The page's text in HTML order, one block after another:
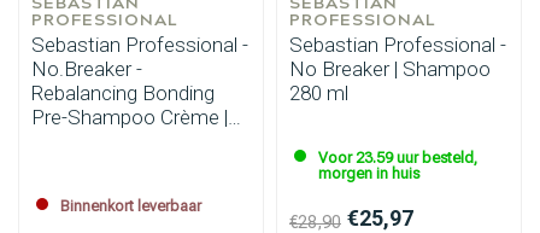
PROFESSIONAL
Sebastian Professional -
No.Breaker -
Rebalancing Bonding
Pre-Shampoo Crème |
Binnenkort leverbaar
PROFESSIONAL
Sebastian Professional -
No Breaker | Shampoo
280 ml
Voor 23.59 uur besteld,
morgen in huis
€28,90 €25,97